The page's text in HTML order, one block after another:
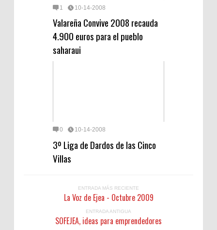
1 10-14-2008
Valareña Convive 2008 recauda
4.900 euros para el pueblo
saharaui
0 10-14-2008
3º Liga de Dardos de las Cinco
Villas
ENTRADA MÁS RECIENTE
La Voz de Ejea - Octubre 2009
ENTRADA ANTIGUA
SOFEJEA, ideas para emprendedores